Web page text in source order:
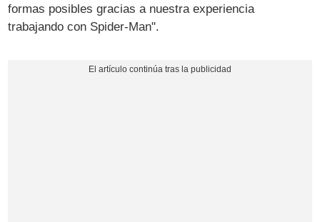
formas posibles gracias a nuestra experiencia
trabajando con Spider-Man".